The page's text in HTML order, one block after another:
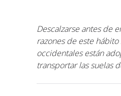
Descalzarse antes de
razones de este
occidentales están
transportar las suelas